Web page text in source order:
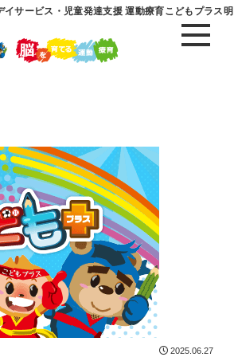
サービス・児童発達支援 運動療育こどもプラス明
2025.06.27